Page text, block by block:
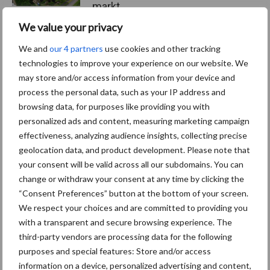
We value your privacy
We and our 4 partners use cookies and other tracking
technologies to improve your experience on our website. We
may store and/or access information from your device and
process the personal data, such as your IP address and
browsing data, for purposes like providing you with
personalized ads and content, measuring marketing campaign
effectiveness, analyzing audience insights, collecting precise
geolocation data, and product development. Please note that
your consent will be valid across all our subdomains. You can
change or withdraw your consent at any time by clicking the
“Consent Preferences” button at the bottom of your screen.
We respect your choices and are committed to providing you
with a transparent and secure browsing experience. The
third-party vendors are processing data for the following
purposes and special features: Store and/or access
information on a device, personalized advertising and content,
markt
Themapagina's
Diergezondheid Bemesting Fokkerij
Beregening Bijproducten
Toon meer